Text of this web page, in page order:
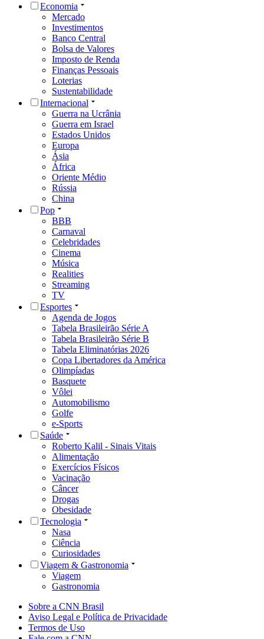
Economia
Mercado
Investimentos
Banco Central
Bolsa de Valores
Imposto de Renda
Finanças Pessoais
Loterias
Sustentabilidade
Internacional
Guerra na Ucrânia
Guerra em Israel
Estados Unidos
Europa
Ásia
África
Oriente Médio
Rússia
China
Pop
BBB
Carnaval
Celebridades
Cinema
Música
Realities
Streaming
TV
Esportes
Agenda de Jogos
Tabela Brasileirão Série A
Tabela Brasileirão Série B
Tabela Eliminatórias 2026
Copa Libertadores da América
Olimpíadas
Basquete
Vôlei
Automobilismo
Golfe
e-Sports
Saúde
Roberto Kalil - Sinais Vitais
Alimentação
Exercícios Físicos
Vacinação
Câncer
Drogas
Obesidade
Tecnologia
Nasa
Ciência
Curiosidades
Viagem & Gastronomia
Viagem
Gastronomia
Sobre a CNN Brasil
Aviso Legal e Política de Privacidade
Termos de Uso